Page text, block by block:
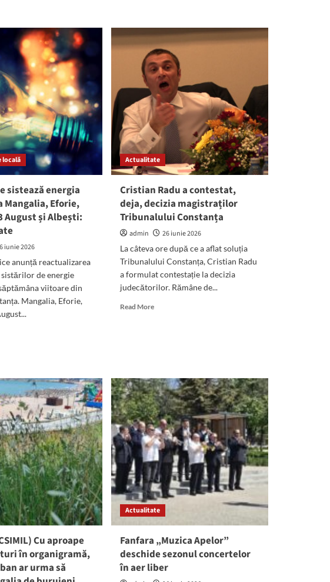
Se
oprește
apa
în
zonele
Industrială
Midia
Năvodari,
Rafinare
Rompetrol
și
Corbu
de
Jos
locală
sistează energia
Mangalia, Eforie,
August și Albești:
iunie 2026
anunță reactualizarea
de energie
viitoare din
Mangalia, Eforie,
Actualitate
Cristian Radu a contestat,
deja, decizia magistraților
Tribunalului Constanța
admin
26 iunie 2026
La câteva ore după ce a aflat soluția
Tribunalului Constanța, Cristian Radu
a formulat contestație la decizia
judecătorilor. Rămâne de...
Read MoreRead
deja,
decizia
magistraților
Tribunalului
Constanța
Cu aproape
în organigramă,
ar urma să
Actualitate
Fanfara „Muzica Apelor”
deschide sezonul concertelor
în aer liber